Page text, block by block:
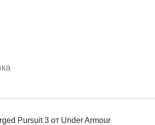
Pursuit 3 от Under Armour